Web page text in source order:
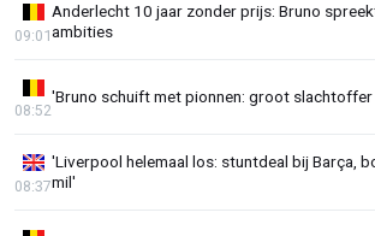
Anderlecht 10 jaar zonder prijs: Bruno
ambities
09:01
'Bruno schuift met pionnen: groot
08:52
'Liverpool helemaal los: stuntdeal bij Barça,
mil'
08:37